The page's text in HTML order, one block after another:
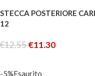
STECCA POSTERIORE
12
€12.55€11.30
-5%Esaurito